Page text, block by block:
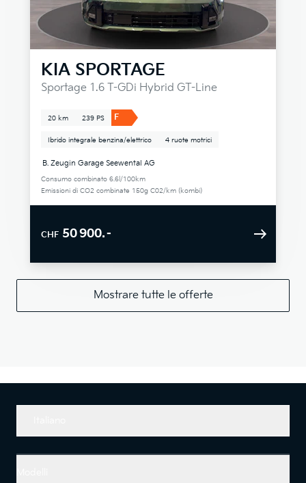
KIA SPORTAGE
Sportage 1.6 T-GDi Hybrid GT-Line
20 km 239 PS F
Ibrido integrale benzina/elettrico 4 ruote motrici
B. Zeugin Garage Seewental AG
Consumo combinato 6.6l/100km
Emissioni di CO2 combinate 150g C02/km (kombi)
CHF 50 900.–
Mostrare tutte le offerte